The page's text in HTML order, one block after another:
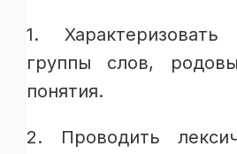
1. Характеризовать
группы слов,
понятия.
2. Проводить